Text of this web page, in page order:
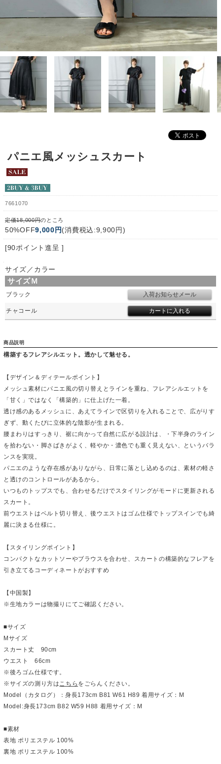
パニエ風メッシュスカート
7661070
定価18,000円のところ
50%OFF9,000円(消費税込:9,900円)
[90ポイント進呈 ]
サイズ／カラー
サイズＭ
ブラック
チャコール
商品説明
構築するフレアシルエット。透かして魅せる。
【デザイン＆ディテールポイント】
メッシュ素材にパニエ風の切り替えとラインを重ね、フレアシルエットを
「甘く」ではなく「構築的」に仕上げた一着。
透け感のあるメッシュに、あえてラインで区切りを入れることで、広がりす
ぎず、動くたびに立体的な陰影が生まれる。
腰まわりはすっきり、裾に向かって自然に広がる設計は、・下半身のライン
を拾わない・脚さばきがよく、軽やか・濃色でも重く見えない、というバラ
ンスを実現。
パニエのような存在感がありながら、日常に落とし込めるのは、素材の軽さ
と透けのコントロールがあるから。
いつものトップスでも、合わせるだけでスタイリングがモードに更新される
スカート。
前ウエストはベルト切り替え、後ウエストはゴム仕様でトップスインでも綺
麗に決まる仕様に。
【スタイリングポイント】
コンパクトなカットソーやブラウスを合わせ、スカートの構築的なフレアを
引き立てるコーディネートがおすすめ
【中国製】
※生地カラーは物撮りにてご確認ください。
■サイズ
Mサイズ
スカート丈 90cm
ウエスト 66cm
※後ろゴム仕様です。
※サイズの測り方は こちら をごらんください。
Model（カタログ）：身長173cm B81 W61 H89 着用サイズ：M
Model:身長173cm B82 W59 H88 着用サイズ：M
■素材
表地 ポリエステル 100%
裏地 ポリエステル 100%